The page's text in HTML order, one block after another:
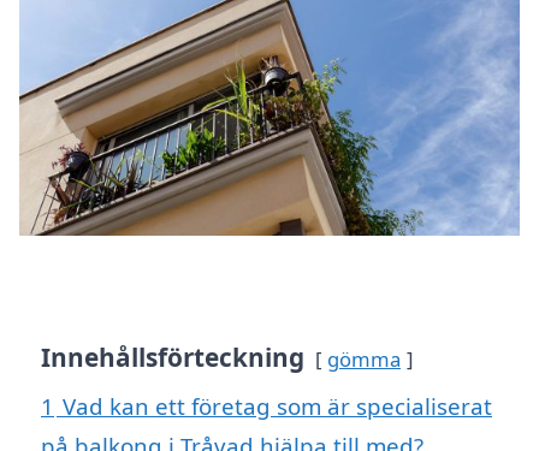
Innehållsförteckning gömma
1 Vad kan ett företag som är specialiserat